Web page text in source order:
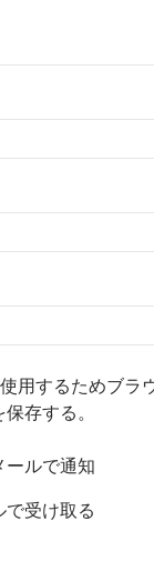
用するためブラ
存する。
ールで通知
で受け取る